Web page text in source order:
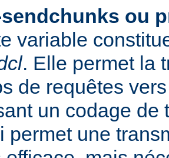
ou
variable
. Elle permet la
de requêtes
un codage de
permet une